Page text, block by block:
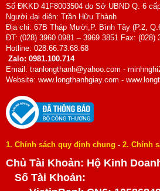
Số ĐKKD 41F8003504 do Sở UBND Q. 6
Người đại diện: Trần Hữu Thành
Địa chỉ: 67B Tháp Mười,P. Bình Tây (P.2,
ĐT: (028) 3960 0981 – 3969 3851 Fax: (028)
Hotline: 028.66.73.68.68
Zalo: 0981.100.714
Email: tranlongthanh@yahoo.com -
Website: www.longthanhgiay.com -
1. Chính sách quy định chung - 2. Chính
Chủ Tài Khoản: Hộ Kinh
Số Tài Khoản: